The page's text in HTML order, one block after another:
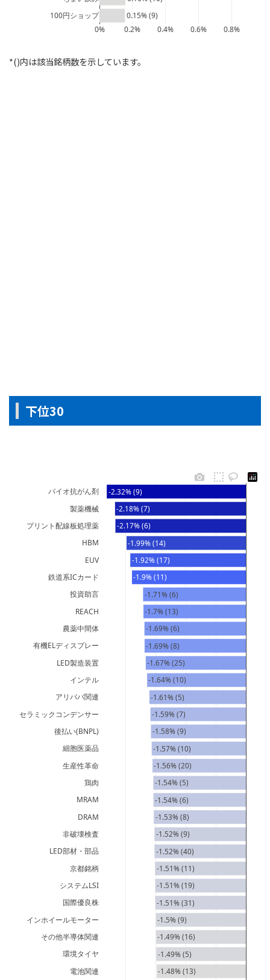
0.15% (9)
0% 0.2% 0.4% 0.6% 0.8%
100円ショップ
*()内は該当銘柄数を示しています。
下位30
-1.48% (13)
-1.49% (5)
-1.49% (16)
-1.5% (9)
-1.51% (31)
-1.51% (19)
-1.51% (11)
-1.52% (40)
-1.52% (9)
-1.53% (8)
-1.54% (6)
-1.54% (5)
-1.56% (20)
-1.57% (10)
-1.58% (9)
-1.59% (7)
-1.61% (5)
-1.64% (10)
-1.67% (25)
-1.69% (8)
-1.69% (6)
-1.7% (13)
-1.71% (6)
-1.9% (11)
-1.92% (17)
-1.99% (14)
-2.17% (6)
-2.18% (7)
-2.32% (9)
電池関連
環境タイヤ
その他半導体関連
インホイールモーター
国際優良株
システムLSI
京都銘柄
LED部材・部品
非破壊検査
DRAM
MRAM
鶏肉
生産性革命
細胞医薬品
後払い(BNPL)
セラミックコンデンサー
アリババ関連
インテル
LED製造装置
有機ELディスプレー
農薬中間体
REACH
投資助言
鉄道系ICカード
EUV
HBM
プリント配線板処理薬
製薬機械
バイオ抗がん剤